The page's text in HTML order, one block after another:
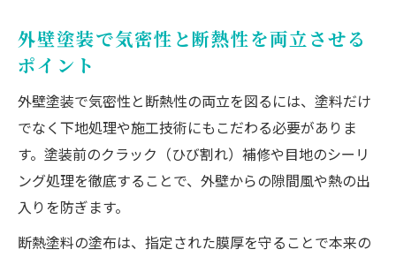
外壁塗装で気密性と断熱性を両立させる
ポイント
外壁塗装で気密性と断熱性の両立を図るには、塗料だけ
でなく下地処理や施工技術にもこだわる必要がありま
す。塗装前のクラック（ひび割れ）補修や目地のシーリ
ング処理を徹底することで、外壁からの隙間風や熱の出
入りを防ぎます。
断熱塗料の塗布は、指定された膜厚を守ることで本来の